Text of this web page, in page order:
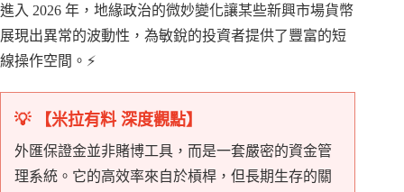
進入 2026 年，地緣政治的微妙變化讓某些新興市場貨幣
展現出異常的波動性，為敏銳的投資者提供了豐富的短
線操作空間。⚡
💡 【米拉有料 深度觀點】
外匯保證金並非賭博工具，而是一套嚴密的資金管
理系統。它的高效率來自於槓桿，但長期生存的關